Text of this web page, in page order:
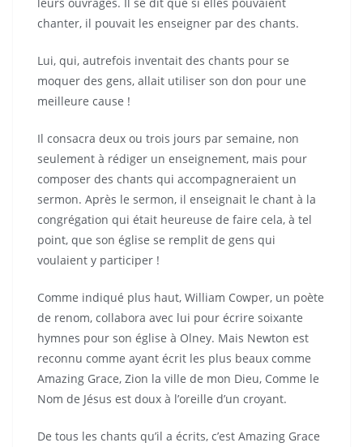
chanter, il pouvait les enseigner par des chants.
Lui, qui, autrefois inventait des chants pour se
moquer des gens, allait utiliser son don pour une
meilleure cause !
Il consacra deux ou trois jours par semaine, non
seulement à rédiger un enseignement, mais pour
composer des chants qui accompagneraient un
sermon. Après le sermon, il enseignait le chant à la
congrégation qui était heureuse de faire cela, à tel
point, que son église se remplit de gens qui
voulaient y participer !
Comme indiqué plus haut, William Cowper, un poète
de renom, collabora avec lui pour écrire soixante
hymnes pour son église à Olney. Mais Newton est
reconnu comme ayant écrit les plus beaux comme
Amazing Grace, Zion la ville de mon Dieu, Comme le
Nom de Jésus est doux à l’oreille d’un croyant.
De tous les chants qu’il a écrits, c’est Amazing Grace